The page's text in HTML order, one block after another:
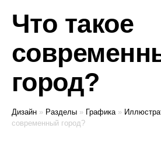
Что такое
город?
Дизайн » Разделы » Графика»
современный город?